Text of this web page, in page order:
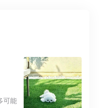
可能